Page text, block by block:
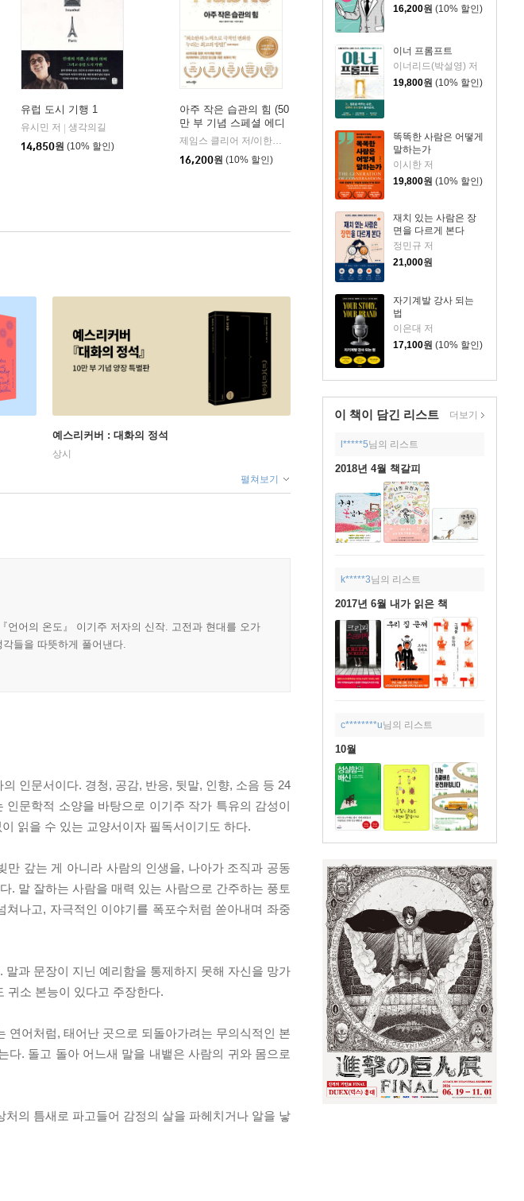
16,200원 (10% 할인)
이너 프롬프트
이너리드(박설영) 저
19,800원 (10% 할인)
똑똑한 사람은 어떻게
말하는가
이시한 저
19,800원 (10% 할인)
재치 있는 사람은 장
면을 다르게 본다
정민규 저
21,000원
자기계발 강사 되는
법
이은대 저
17,100원 (10% 할인)
이 책이 담긴 리스트 더보기
l*****5님의 리스트
2018년 4월 책갈피
k*****3님의 리스트
2017년 6월 내가 읽은 책
c********u님의 리스트
10월
유럽 도시 기행 1
유시민 저
생각의길
14,850원 (10% 할인)
아주 작은 습관의 힘 (50
만 부 기념 스페셜 에디
션)
제임스 클리어 저/이한이 역
비즈니스북스
16,200원 (10% 할인)
예스리커버 : 대화의 정석
상시
펼쳐보기
언어의 온도』 이기주 저자의 신작. 고전과 현대를 오가
들을 따뜻하게 풀어낸다.
인문서이다. 경청, 공감, 반응, 뒷말, 인향, 소음 등 24
문학적 소양을 바탕으로 이기주 작가 특유의 감성이
읽을 수 있는 교양서이자 필독서이기도 하다.
만 갚는 게 아니라 사람의 인생을, 나아가 조직과 공동
. 말 잘하는 사람을 매력 있는 사람으로 간주하는 풍토
나고, 자극적인 이야기를 폭포수처럼 쏟아내며 좌중
과 문장이 지닌 예리함을 통제하지 못해 자신을 망가
귀소 본능이 있다고 주장한다.
연어처럼, 태어난 곳으로 되돌아가려는 무의식적인 본
. 돌고 돌아 어느새 말을 내뱉은 사람의 귀와 몸으로
의 틈새로 파고들어 감정의 살을 파헤치거나 알을 낳